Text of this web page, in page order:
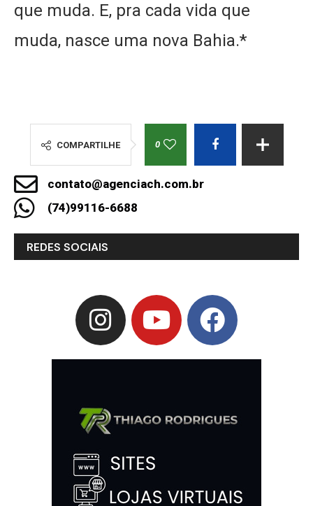
que muda. E, pra cada vida que
muda, nasce uma nova Bahia.*
COMPARTILHE 0
contato@agenciach.com.br
(74)99116-6688
REDES SOCIAIS